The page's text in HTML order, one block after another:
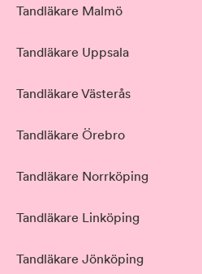
Tandläkare Malmö
Tandläkare Uppsala
Tandläkare Västerås
Tandläkare Örebro
Tandläkare Norrköping
Tandläkare Linköping
Tandläkare Jönköping